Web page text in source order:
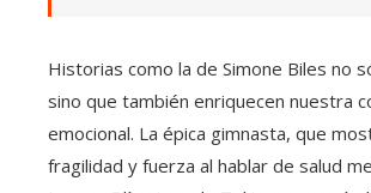
Historias como la de Simone Biles no
sino que también enriquecen nuestra
emocional. La épica gimnasta, que
fragilidad y fuerza al hablar de salud